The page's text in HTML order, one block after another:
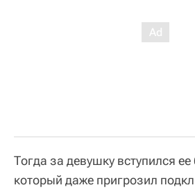
Тогда за девушку вступился
который даже пригрозил